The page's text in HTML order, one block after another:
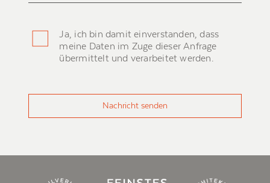
Ja, ich bin damit einverstanden, dass
meine Daten im Zuge dieser Anfrage
übermittelt und verarbeitet werden.
Nachricht senden